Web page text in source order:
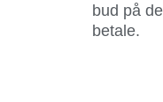
bud på
betale.